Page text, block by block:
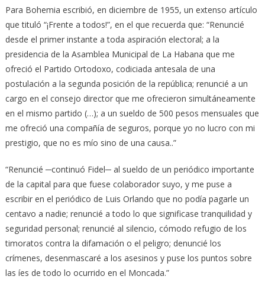
Para Bohemia escribió, en diciembre de 1955, un extenso artículo
que tituló “¡Frente a todos!”, en el que recuerda que: “Renuncié
desde el primer instante a toda aspiración electoral; a la
presidencia de la Asamblea Municipal de La Habana que me
ofreció el Partido Ortodoxo, codiciada antesala de una
postulación a la segunda posición de la república; renuncié a un
cargo en el consejo director que me ofrecieron simultáneamente
en el mismo partido (…); a un sueldo de 500 pesos mensuales que
me ofreció una compañía de seguros, porque yo no lucro con mi
prestigio, que no es mío sino de una causa..”
“Renuncié ─continuó Fidel─ al sueldo de un periódico importante
de la capital para que fuese colaborador suyo, y me puse a
escribir en el periódico de Luis Orlando que no podía pagarle un
centavo a nadie; renuncié a todo lo que significase tranquilidad y
seguridad personal; renuncié al silencio, cómodo refugio de los
timoratos contra la difamación o el peligro; denuncié los
crímenes, desenmascaré a los asesinos y puse los puntos sobre
las íes de todo lo ocurrido en el Moncada.”